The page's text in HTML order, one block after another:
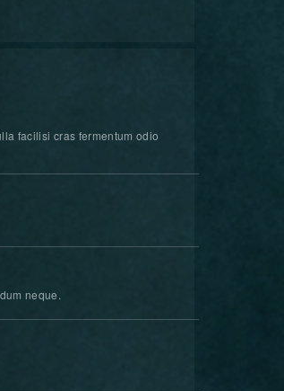
facilisi cras fermentum odio
neque.